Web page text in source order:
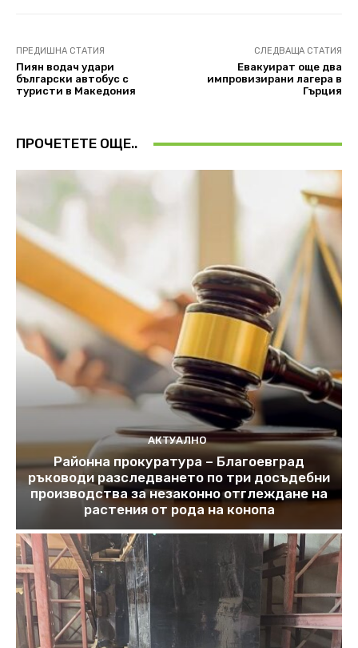
ПРЕДИШНА СТАТИЯ
Пиян водач удари
български автобус с
туристи в Македония
СЛЕДВАЩА СТАТИЯ
Евакуират още два
импровизирани лагера в
Гърция
ПРОЧЕТЕТЕ ОЩЕ..
АКТУАЛНО
Районна прокуратура – Благоевград
ръководи разследването по три досъдебни
производства за незаконно отглеждане на
растения от рода на конопа